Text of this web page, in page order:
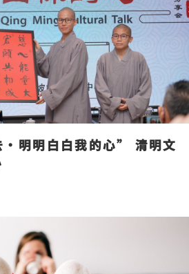
·明明白白我的心” 清明文